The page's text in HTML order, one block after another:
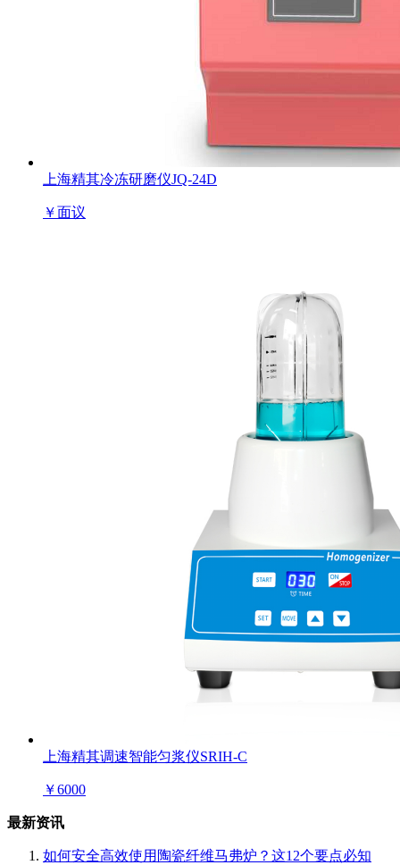
上海精其冷冻研磨仪JQ-24D
￥面议
上海精其调速智能匀浆仪SRIH-C
￥6000
最新资讯
如何安全高效使用陶瓷纤维马弗炉？这12个要点必知